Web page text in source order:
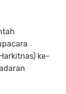
ke-